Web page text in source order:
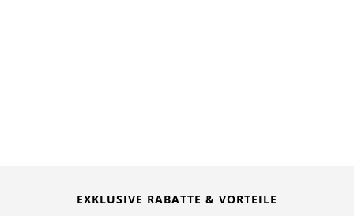
EXKLUSIVE RABATTE & VORTEILE